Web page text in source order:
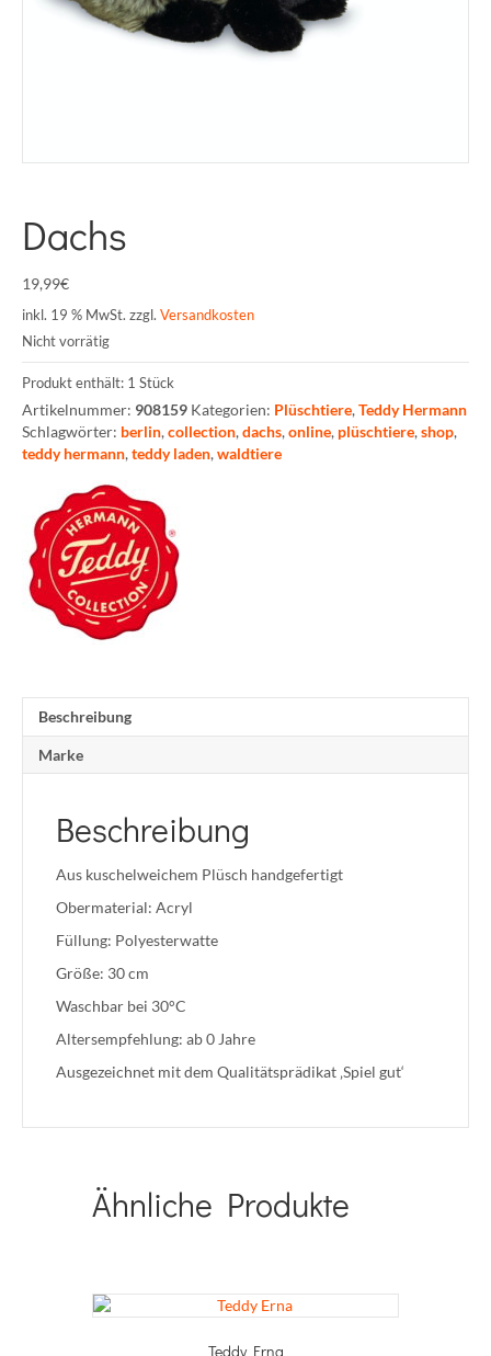
Dachs
19,99€
inkl. 19 % MwSt. zzgl. Versandkosten
Nicht vorrätig
Produkt enthält: 1 Stück
Artikelnummer: 908159 Kategorien: Plüschtiere,Teddy Hermann
Schlagwörter: berlin,collection,dachs,online, plüschtiere,shop,
teddy hermann,teddy laden,waldtiere
Beschreibung
Marke
Beschreibung
Aus kuschelweichem Plüsch handgefertigt
Obermaterial: Acryl
Füllung: Polyesterwatte
Größe: 30 cm
Waschbar bei 30°C
Altersempfehlung: ab 0 Jahre
Ausgezeichnet mit dem Qualitätsprädikat ‚Spiel gut‘
Ähnliche Produkte
Teddy Erna